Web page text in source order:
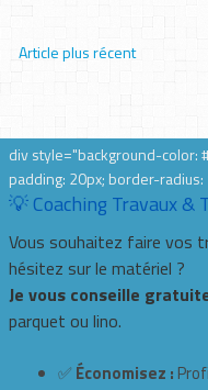
Article plus récent
div style="background-color:
padding: 20px; border-
💡 Coaching Travaux &
Vous souhaitez faire vos
hésitez sur le matériel ?
Je vous conseille
parquet ou lino.
✅ Économisez :